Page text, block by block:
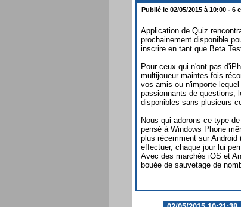
Publié le 02/05/2015 à 10:00 - 6
Application de Quiz
prochainement disponible
inscrire en tant que Beta
Pour ceux qui n'ont pas
multijoueur maintes fois
vos amis ou n'importe
passionnants de questions,
disponibles sans plusieurs
Nous qui adorons ce type
pensé à Windows Phone
plus récemment sur
effectuer, chaque jour lui
Avec des marchés iOS et
bouée de sauvetage de